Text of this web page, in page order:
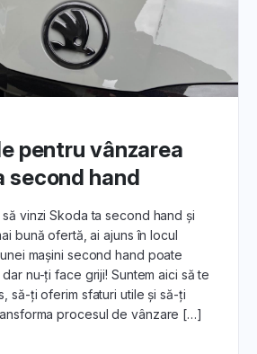
pentru vânzarea
second hand
vinzi Skoda ta second hand și
bună ofertă, ai ajuns în locul
mașini second hand poate
nu-ți face griji! Suntem aici să te
să-ți oferim sfaturi utile și să-ți
procesul de vânzare […]